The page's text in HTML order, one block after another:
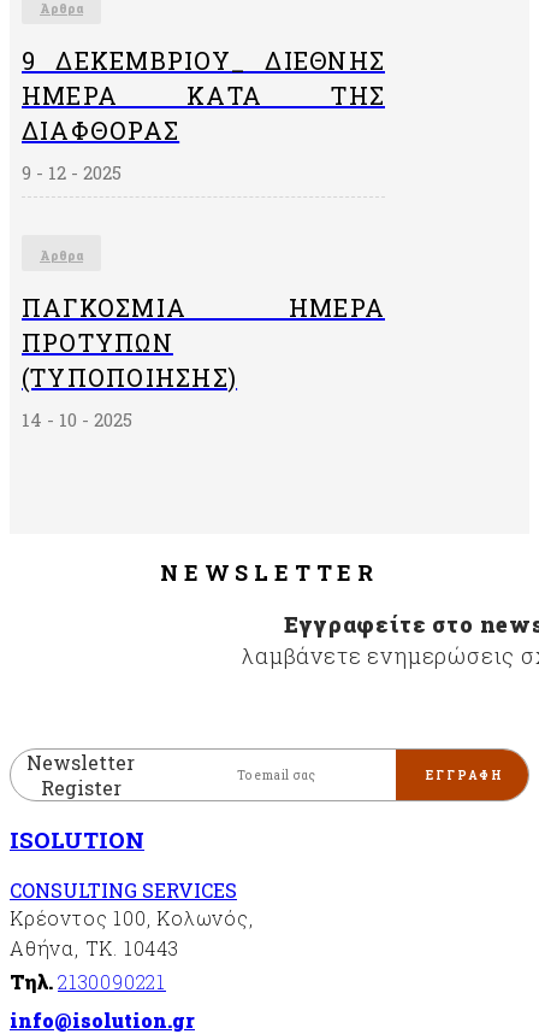
Άρθρα
9 ΔΕΚΕΜΒΡΙΟΥ_ ΔΙΕΘΝΗΣ
ΗΜΕΡΑ ΚΑΤΑ ΤΗΣ
ΔΙΑΦΘΟΡΑΣ
9 - 12 - 2025
Άρθρα
ΠΑΓΚΌΣΜΙΑ ΗΜΈΡΑ
ΠΡΟΤΎΠΩΝ
(ΤΥΠΟΠΟΊΗΣΗΣ)
14 - 10 - 2025
NEWSLETTER
Εγγραφείτε στο
λαμβάνετε ενημερώσεις
Newsletter
Register
ISOLUTION
CONSULTING SERVICES
Κρέοντος 100, Κολωνός,
Αθήνα, ΤΚ. 10443
Τηλ.2130090221
info@isolution.gr